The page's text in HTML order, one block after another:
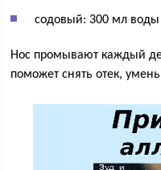
содовый: 300 мл
Нос промывают каждый
поможет снять отек,